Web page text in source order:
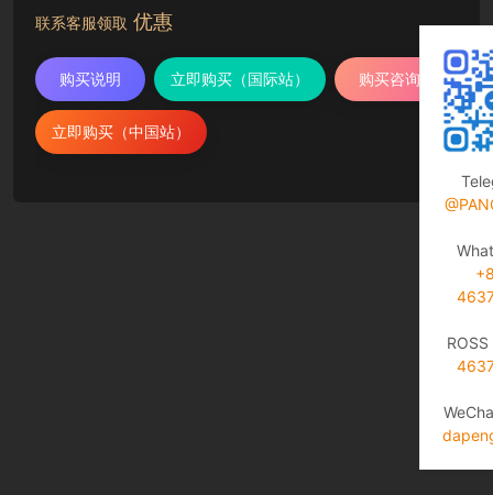
联系客服领取 优惠
购买说明 立即购买（国际站） 购买咨询
立即购买（中国站）